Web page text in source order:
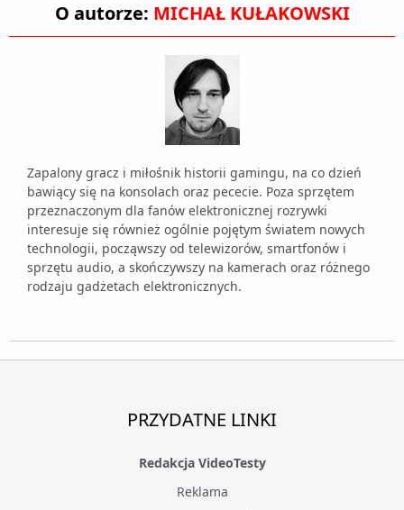
O autorze: MICHAŁ KUŁAKOWSKI
Zapalony gracz i miłośnik historii gamingu, na co dzień
bawiący się na konsolach oraz pececie. Poza sprzętem
przeznaczonym dla fanów elektronicznej rozrywki
interesuje się również ogólnie pojętym światem nowych
technologii, począwszy od telewizorów, smartfonów i
sprzętu audio, a skończywszy na kamerach oraz różnego
rodzaju gadżetach elektronicznych.
PRZYDATNE LINKI
Redakcja VideoTesty
Reklama